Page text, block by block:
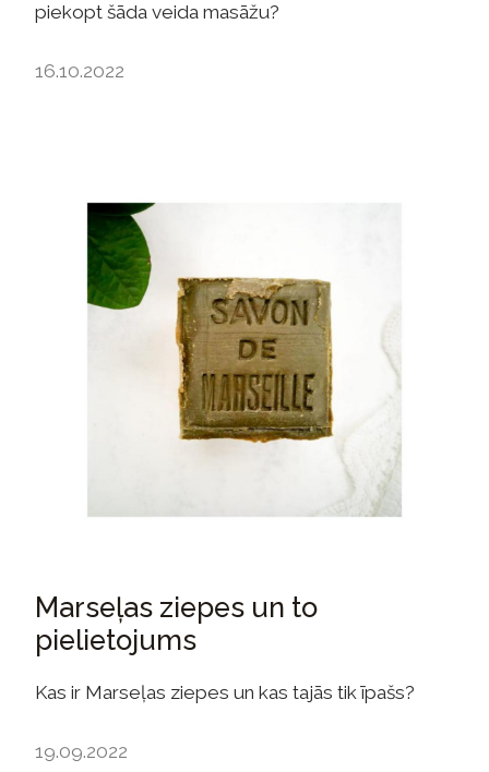
piekopt šāda veida masāžu?
16.10.2022
Marseļas ziepes un to
pielietojums
Kas ir Marseļas ziepes un kas tajās tik īpašs?
19.09.2022